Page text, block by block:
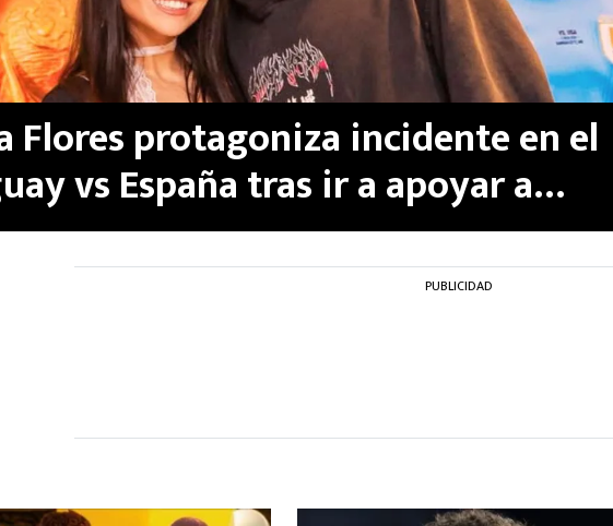
Flores protagoniza incidente en el
vs España tras ir a apoyar a
Cáceres
PUBLICIDAD